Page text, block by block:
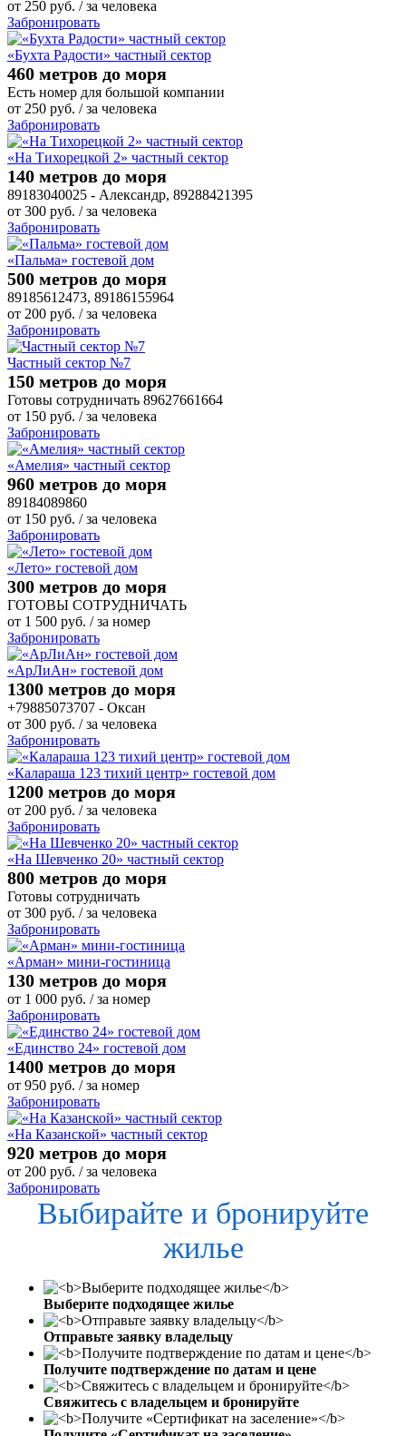
от 250 руб. / за человека
Забронировать
«Бухта Радости» частный сектор
460 метров до моря
Есть номер для большой компании
от 250 руб. / за человека
Забронировать
«На Тихорецкой 2» частный сектор
140 метров до моря
89183040025 - Александр, 89288421395
от 300 руб. / за человека
Забронировать
«Пальма» гостевой дом
500 метров до моря
89185612473, 89186155964
от 200 руб. / за человека
Забронировать
Частный сектор №7
150 метров до моря
Готовы сотрудничать 89627661664
от 150 руб. / за человека
Забронировать
«Амелия» частный сектор
960 метров до моря
89184089860
от 150 руб. / за человека
Забронировать
«Лето» гостевой дом
300 метров до моря
ГОТОВЫ СОТРУДНИЧАТЬ
от 1 500 руб. / за номер
Забронировать
«АрЛиАн» гостевой дом
1300 метров до моря
+79885073707 - Оксан
от 300 руб. / за человека
Забронировать
«Калараша 123 тихий центр» гостевой дом
1200 метров до моря
от 200 руб. / за человека
Забронировать
«На Шевченко 20» частный сектор
800 метров до моря
Готовы сотрудничать
от 300 руб. / за человека
Забронировать
«Арман» мини-гостиница
130 метров до моря
от 1 000 руб. / за номер
Забронировать
«Единство 24» гостевой дом
1400 метров до моря
от 950 руб. / за номер
Забронировать
«На Казанской» частный сектор
920 метров до моря
от 200 руб. / за человека
Забронировать
Выбирайте и бронируйте
жилье
Выберите подходящее жилье
Отправьте заявку владельцу
Получите подтверждение по датам и цене
Свяжитесь с владельцем и бронируйте